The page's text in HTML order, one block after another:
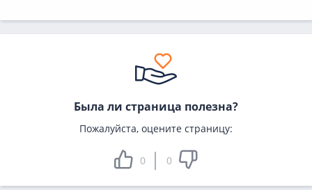
Была ли страница полезна?
Пожалуйста, оцените страницу:
0 0